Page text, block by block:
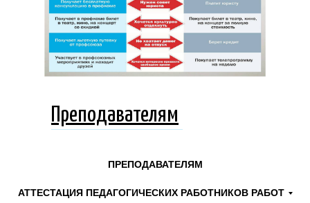
Преподавателям
ПРЕПОДАВАТЕЛЯМ
АТТЕСТАЦИЯ ПЕДАГОГИЧЕСКИХ РАБОТНИКОВ РАБОТ
Ветеринарная клиника
Калужского колледжа
народного хозяйства и
природообустройства
Бессмертный полк